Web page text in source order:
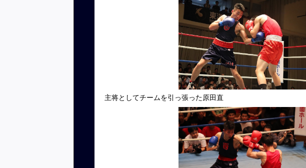
主将としてチームを引っ張った原田直